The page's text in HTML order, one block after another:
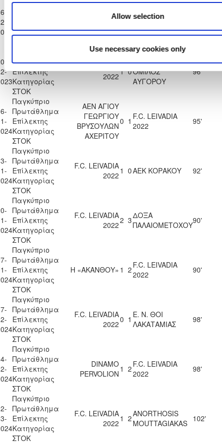
Allow selection
Use necessary cookies only
Κατηγορίας
ΑΓΙΟΥ
ΛΑΡΝΑΚΑΣ
0 2 F.C. LEIVADIA
Πρωτάθλημα
Επίλεκτης
Κατηγορίας
ΣΤΟΚ
F.C. LEIVADIA
20221 0
ΑΘΛΗΤΙΚΟΣ
ΟΜΙΛΟΣ
ΑΥΓΟΡΟΥ
96'
Παγκύπριο
Πρωτάθλημα
Επίλεκτης
Κατηγορίας
ΣΤΟΚ
ΑΕΝ ΑΓΙΟΥ
ΓΕΩΡΓΙΟΥ
ΒΡΥΣΟΥΛΩΝ
ΑΧΕΡΙΤΟΥ
0 1 F.C. LEIVADIA
2022
95'
Παγκύπριο
Πρωτάθλημα
Επίλεκτης
Κατηγορίας
ΣΤΟΚ
F.C. LEIVADIA
2022 1 0ΑΕΚ ΚΟΡΑΚΟΥ 92'
Παγκύπριο
Πρωτάθλημα
Επίλεκτης
Κατηγορίας
ΣΤΟΚ
F.C. LEIVADIA
20222 3ΔΟΞΑ
ΠΑΛΑΙΟΜΕΤΟΧΟΥ90'
Παγκύπριο
Πρωτάθλημα
Επίλεκτης
Κατηγορίας
ΣΤΟΚ
Η «ΑΚΑΝΘΟΥ» 1 2 F.C. LEIVADIA
2022
90'
Παγκύπριο
Πρωτάθλημα
Επίλεκτης
Κατηγορίας
ΣΤΟΚ
F.C. LEIVADIA
20220 1 Ε. Ν. ΘΟΙ
ΛΑΚΑΤΑΜΙΑΣ
98'
Παγκύπριο
Πρωτάθλημα
Επίλεκτης
Κατηγορίας
ΣΤΟΚ
DINAMO
PERVOLION 1 2 F.C. LEIVADIA
2022
98'
Παγκύπριο
Πρωτάθλημα
Επίλεκτης
Κατηγορίας
ΣΤΟΚ
F.C. LEIVADIA
2022 1 2ANORTHOSIS
MOUTTAGIAKAS 102'